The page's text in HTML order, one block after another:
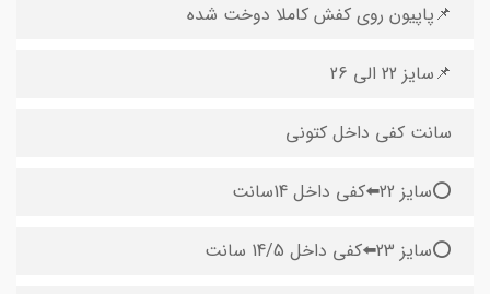
📌پاپیون روی کفش کاملا دوخت شده
📌سایز 22 الی 26
سانت کفی داخل کتونی
⭕️سایز 22⬅️کفی داخل 14سانت
⭕️سایز 23⬅️کفی داخل 14/5 سانت